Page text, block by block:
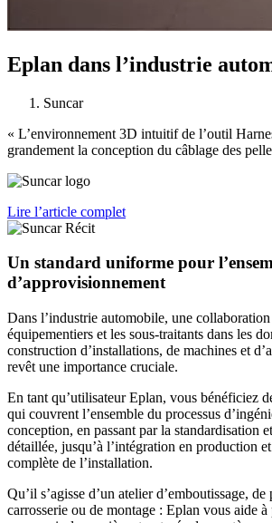
Eplan dans l’industrie
Suncar
« L’environnement 3D intuitif de l’outil
grandement la conception du câblage des
Lire l’article complet
Un standard uniforme pour
d’approvisionnement
Dans l’industrie automobile, une
équipementiers et les sous-traitants dans les
construction d’installations, de machines et
revêt une importance cruciale.
En tant qu’utilisateur Eplan, vous bénéficiez
qui couvrent l’ensemble du processus
conception, en passant par la standardisation
détaillée, jusqu’à l’intégration en production
complète de l’installation.
Qu’il s’agisse d’un atelier d’emboutissage,
carrosserie ou de montage : Eplan vous aide